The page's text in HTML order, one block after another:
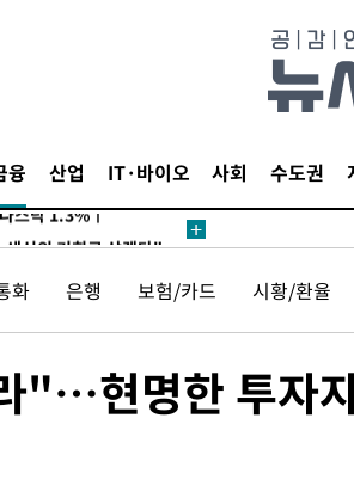
융 산업 IT·바이오 사회 수도권
신의 기회로 삼겠다"
150㎜ 비
스닥 1.3%↑
망과 걱정 안겨드려 죄
㎜ 비
스닥 1.3%↑
화 은행 보험/카드 시황/환율
"…현명한 투자